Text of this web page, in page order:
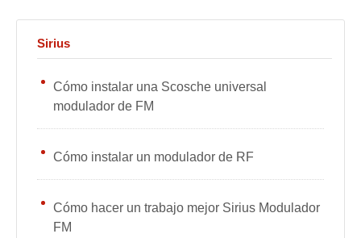
Sirius
Cómo instalar una Scosche universal
modulador de FM
Cómo instalar un modulador de RF
Cómo hacer un trabajo mejor Sirius Modulador
FM